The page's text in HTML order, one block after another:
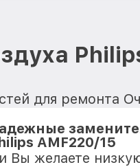
для ремонта
AMF220/15
Вы желаете